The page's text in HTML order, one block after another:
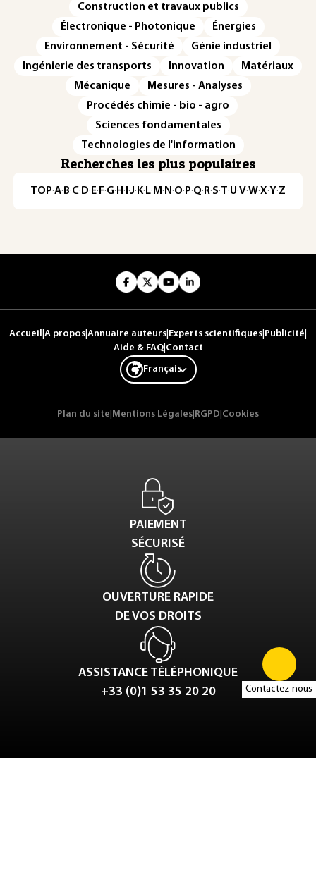
Contactez-nous
Construction et travaux publics
Électronique - Photonique
Énergies
Environnement - Sécurité
Génie industriel
Ingénierie des transports
Innovation
Matériaux
Mécanique
Mesures - Analyses
Procédés chimie - bio - agro
Sciences fondamentales
Technologies de l'information
Recherches les plus populaires
TOP·A·B·C· D· E· F·G· H · ·J· K· L· M · N ·O· P·Q· R·S·T·U·V·W·X·Y·Z
Accueil A propos Annuaire auteurs Experts scientifiques Publicité
Aide & FAQ| Contact
Français
Plan du site Mentions Légales RGPD Cookies
PAIEMENT
SÉCURISÉ
OUVERTURE RAPIDE
DE VOS DROITS
ASSISTANCE TÉLÉPHONIQUE
+33 (0)1 53 35 20 20